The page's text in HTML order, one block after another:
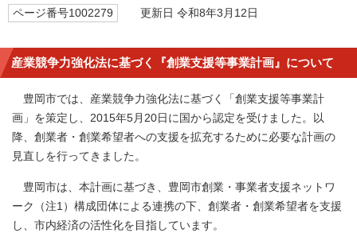
ページ番号1002279 更新日 令和8年3月12日
産業競争力強化法に基づく『創業支援等事業計画』について
豊岡市では、産業競争力強化法に基づく「創業支援等事業計
画」を策定し、2015年5月20日に国から認定を受けました。以
降、創業者・創業希望者への支援を拡充するために必要な計画の
見直しを行ってきました。
豊岡市は、本計画に基づき、豊岡市創業・事業者支援ネットワ
ーク（注1）構成団体による連携の下、創業者・創業希望者を支援
し、市内経済の活性化を目指しています。